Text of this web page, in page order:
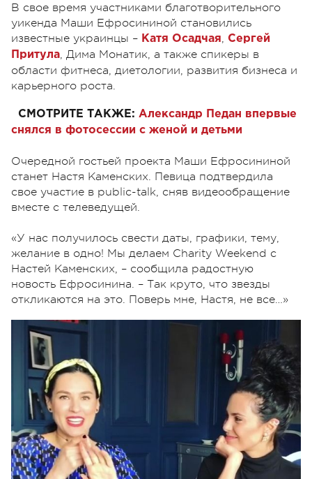
В свое время участниками благотворительного
уикенда Маши Ефросининой становились
известные украинцы – Катя Осадчая, Сергей
Притула, Дима Монатик, а также спикеры в
области фитнеса, диетологии, развития бизнеса и
карьерного роста.
СМОТРИТЕ ТАКЖЕ: Александр Педан впервые
снялся в фотосессии с женой и детьми
Очередной гостьей проекта Маши Ефросининой
станет Настя Каменских. Певица подтвердила
свое участие в public-talk, сняв видеообращение
вместе с телеведущей.
«У нас получилось свести даты, графики, тему,
желание в одно! Мы делаем Charity Weekend с
Настей Каменских, – сообщила радостную
новость Ефросинина. – Так круто, что звезды
откликаются на это. Поверь мне, Настя, не все…»